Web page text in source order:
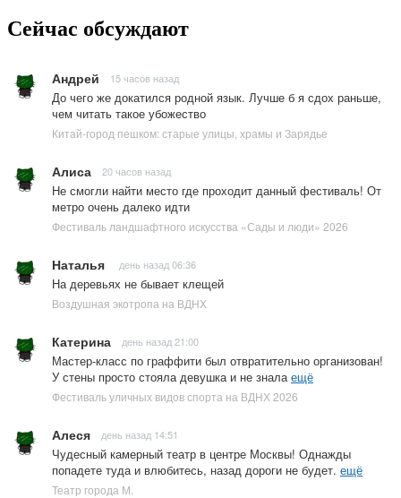
Сейчас обсуждают
Андрей 15 часов назад
До чего же докатился родной язык. Лучше б я сдох раньше,
чем читать такое убожество
Китай-город пешком: старые улицы, храмы и Зарядье
Алиса 20 часов назад
Не смогли найти место где проходит данный фестиваль! От
метро очень далеко идти
Фестиваль ландшафтного искусства «Сады и люди» 2026
Наталья день назад 06:36
На деревьях не бывает клещей
Воздушная экотропа на ВДНХ
Катерина день назад 21:00
Мастер-класс по граффити был отвратительно организован!
У стены просто стояла девушка и не зналаещё
Фестиваль уличных видов спорта на ВДНХ 2026
Алеся день назад 14:51
Чудесный камерный театр в центре Москвы! Однажды
попадете туда и влюбитесь, назад дороги не будет. ещё
Театр города М.